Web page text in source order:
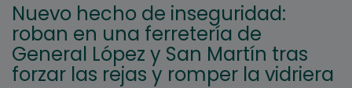
Nuevo hecho de inseguridad:
roban en una ferretería de
General López y San Martín tras
forzar las rejas y romper la vidriera